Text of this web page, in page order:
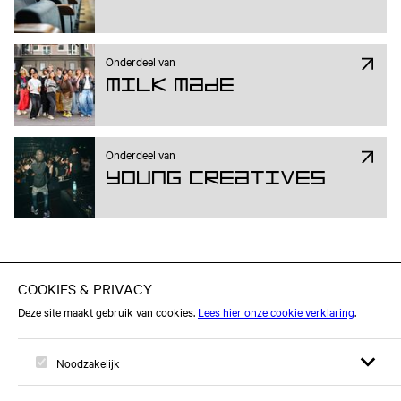
Onderdeel van
Milk Made
Onderdeel van
Young Creatives